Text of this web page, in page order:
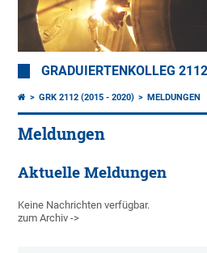
GRADUIERTENKOLLEG
GRK 2112 (2015 - 2020) MELDUNGEN
Meldungen
Aktuelle Meldungen
Keine Nachrichten verfügbar.
zum Archiv ->